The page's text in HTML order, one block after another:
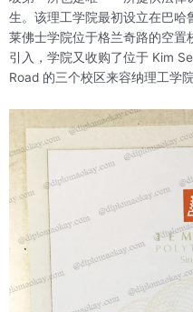
生。该理工学院最初设立在巴哈
莱佛士学院位于格兰奇路的空置
引入，学院又收购了位于 Kim
Road 的三个校区来容纳理工学院